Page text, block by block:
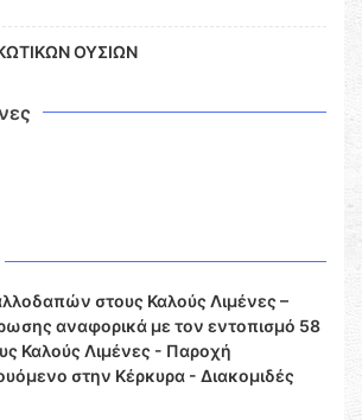
ΟΥΣΙΩΝ
στους Καλούς Λιμένες –
αναφορικά με τον εντοπισμό 58
Καλούς Λιμένες - Παροχή
στην Κέρκυρα - Διακομιδές